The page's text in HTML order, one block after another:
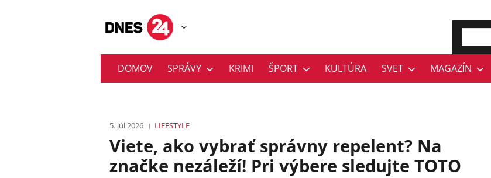
DOMOV SPRÁVY KRIMI ŠPORT KULTÚRA SVET MAGAZÍN
5. júl 2026 LIFESTYLE
Viete, ako vybrať správny repelent? Na
značke nezáleží! Pri výbere sledujte TOTO